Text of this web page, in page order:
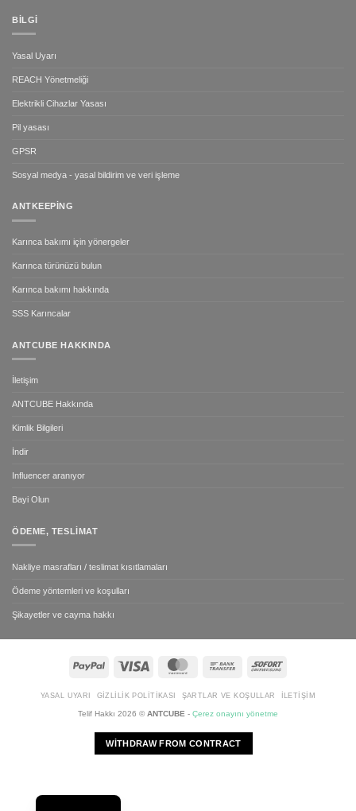
BILGI
Yasal Uyarı
REACH Yönetmeliği
Elektrikli Cihazlar Yasası
Pil yasası
GPSR
Sosyal medya - yasal bildirim ve veri işleme
ANTKEEPING
Karınca bakımı için yönergeler
Karınca türünüzü bulun
Karınca bakımı hakkında
SSS Karıncalar
ANTCUBE HAKKINDA
İletişim
ANTCUBE Hakkında
Kimlik Bilgileri
İndir
Influencer aranıyor
Bayi Olun
ÖDEME, TESLIMAT
Nakliye masrafları / teslimat kısıtlamaları
Ödeme yöntemleri ve koşulları
Şikayetler ve cayma hakkı
PayPal MasterCard
Bank
Sofort
YASAL UYARI GIZLILIK POLITIKASI ŞARTLAR VE KOŞULLAR İLETIŞIM
Telif Hakkı 2026 ©ANTCUBE - Çerez onayını yönetme
WITHDRAW FROM CONTRACT